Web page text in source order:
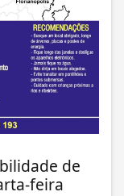
de
feira